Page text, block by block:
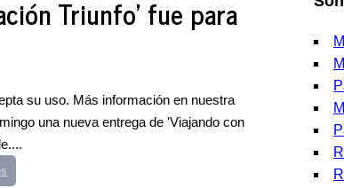
Triunfo' fue para
su uso. Más información en nuestra
una nueva entrega de 'Viajando con